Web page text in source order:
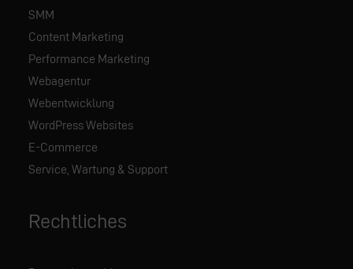
SMM
Content Marketing
Performance Marketing
Webagentur
Webentwicklung
WordPress Websites
E-Commerce
Service, Wartung & Support
Rechtliches